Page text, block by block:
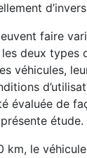
faire
les deux types
véhicules,
évaluée de
étude.
km, le